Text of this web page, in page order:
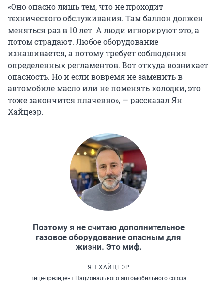
«Оно опасно лишь тем, что не проходит
технического обслуживания. Там баллон должен
меняться раз в 10 лет. А люди игнорируют это, а
потом страдают. Любое оборудование
изнашивается, а потому требует соблюдения
определенных регламентов. Вот откуда возникает
опасность. Но и если вовремя не заменить в
автомобиле масло или не поменять колодки, это
тоже закончится плачевно», — рассказал Ян
Хайцеэр.
Поэтому я не считаю дополнительное
газовое оборудование опасным для
жизни. Это миф.
ЯН ХАЙЦЕЭР
вице-президент Национального автомобильного союза